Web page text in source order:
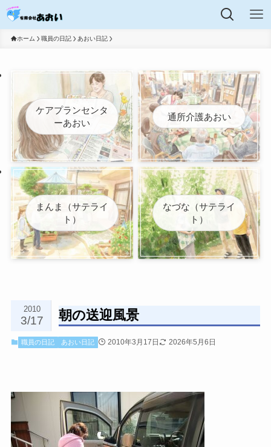
ホーム 職員の日記 あおい日記
ケアプランセンタ
ーあおい
通所介護あおい
まんま（サテライ
ト）
なづな（サテライ
ト）
朝の送迎風景
2010
3/17
職員の日記 あおい日記 2010年3月17日 2026年5月6日